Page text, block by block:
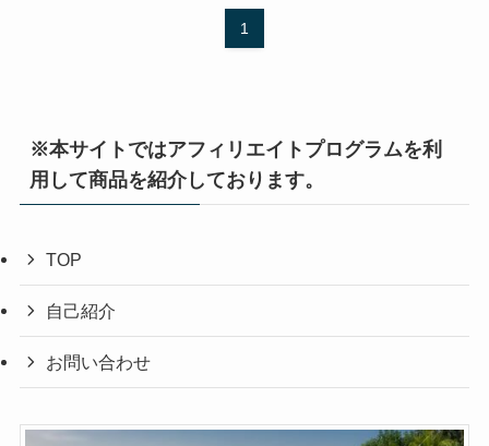
1
※本サイトではアフィリエイトプログラムを利
用して商品を紹介しております。
TOP
自己紹介
お問い合わせ